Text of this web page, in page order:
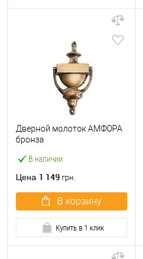
В наличии
Дверной молоток АМФОРА
бронза
Цена 1 149 грн.
В корзину
Купить в 1 клик